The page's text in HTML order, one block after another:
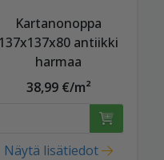
Kartanonoppa
137x137x80 antiikki
harmaa
38,99 €/m²
Näytä lisätiedot